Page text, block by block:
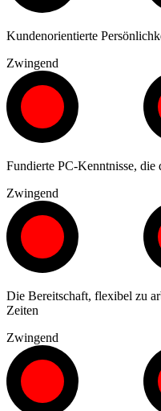
Kundenorientierte
Zwingend
Fundierte PC-Kenntnisse, die
Zwingend
Die Bereitschaft, flexibel zu
Zeiten
Zwingend